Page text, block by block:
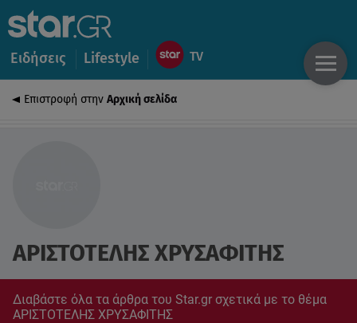
Ειδήσεις Lifestyle
Επιστροφή στην Αρχική σελίδα
ΑΡΙΣΤΟΤΕΛΗΣ ΧΡΥΣΑΦΙΤΗΣ
Διαβάστε όλα τα άρθρα του Star.gr σχετικά με το θέμα
ΑΡΙΣΤΟΤΕΛΗΣ ΧΡΥΣΑΦΙΤΗΣ